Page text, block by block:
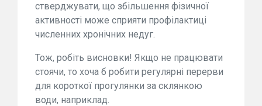
стверджувати, що збільшення фізичної
активності може сприяти профілактиці
численних хронічних недуг.
Тож, робіть висновки! Якщо не працювати
стоячи, то хоча б робити регулярні перерви
для короткої прогулянки за склянкою
води, наприклад.